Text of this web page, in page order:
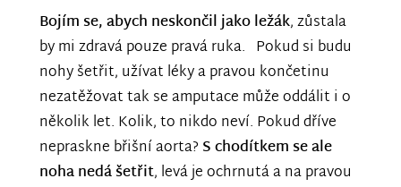
Bojím se, abych neskončil jako ležák, zůstala
by mi zdravá pouze pravá ruka. Pokud si budu
nohy šetřit, užívat léky a pravou končetinu
nezatěžovat tak se amputace může oddálit i o
několik let. Kolik, to nikdo neví. Pokud dříve
nepraskne břišní aorta? S chodítkem se ale
noha nedá šetřit, levá je ochrnutá a na pravou